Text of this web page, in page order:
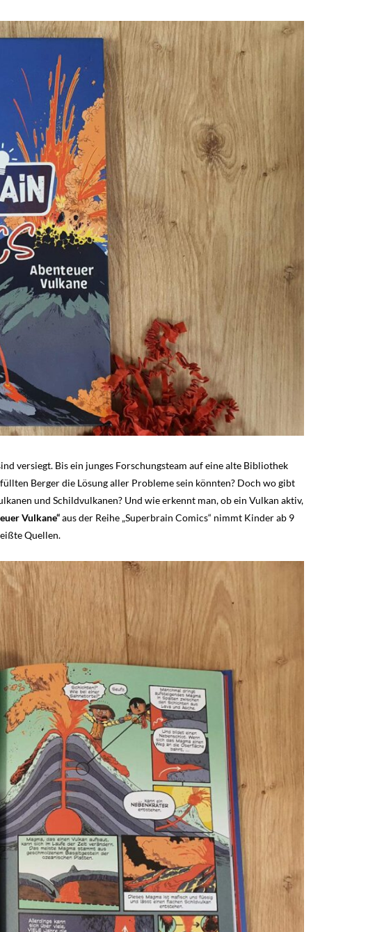
versiegt. Bis ein junges Forschungsteam auf eine alte Bibliothek
Berger die Lösung aller Probleme sein könnten? Doch wo gibt
und Schildvulkanen? Und wie erkennt man, ob ein Vulkan aktiv,
Vulkane“aus der Reihe „Superbrain Comics“ nimmt Kinder ab 9
Quellen.